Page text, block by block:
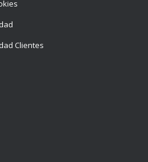
Clientes